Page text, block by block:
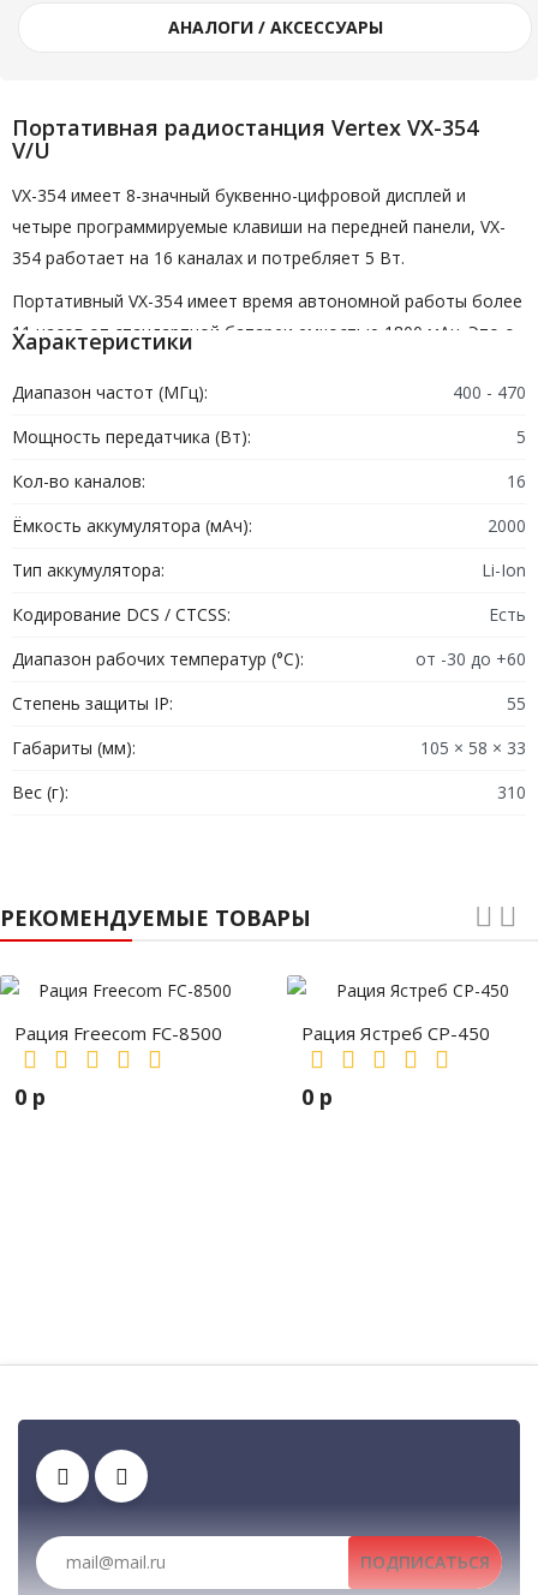
АНАЛОГИ / АКСЕССУАРЫ
Портативная радиостанция Vertex VX-354
V/U
VX-354 имеет 8-значный буквенно-цифровой дисплей и
четыре программируемые клавиши на передней панели, VX-
354 работает на 16 каналах и потребляет 5 Вт.
Портативный VX-354 имеет время автономной работы более
11 часов от стандартной батареи емкостью 1800 мАч. Это с
дополнительной батареей емкостью 2000 мАч и включенной
компьютер? Возможно, вам нужно отключить потерянное
или украденное радио. Вы также можете оживить радио по
помощи. Эта функция экстренной помощи, когда
активирована, переключится на назначенный канал,
живым микрофоном.
5 Вт UHF или VHF
VX-354 Четыре ключа
работы до 15 часов
5-тональная сигнализация
Характеристики
Диапазон частот (МГц):
400 - 470
Мощность передатчика (Вт):
5
Кол-во каналов:
16
Ёмкость аккумулятора (мАч):
2000
Тип аккумулятора:
Li-Ion
Кодирование DCS / CTCSS:
Есть
Диапазон рабочих температур (°C):
от -30 до +60
Степень защиты IP:
55
Габариты (мм):
105 × 58 × 33
Вес (г):
310
РЕКОМЕНДУЕМЫЕ ТОВАРЫ
Рация Freecom FC-8500
0 р
Рация Ястреб СР-450
0 р
Автомобильные рации, автомобильные радиостанции, Автомобильные
Гарнитуры ПОДПИСАТЬСЯ